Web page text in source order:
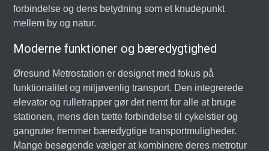
forbindelse og dens betydning som et knudepunkt
mellem by og natur.
Moderne funktioner og bæredygtighed
Øresund Metrostation er designet med fokus på
funktionalitet og miljøvenlig transport. Den integrerede
elevator og rulletrapper gør det nemt for alle at bruge
stationen, mens den tætte forbindelse til cykelstier og
gangruter fremmer bæredygtige transportmuligheder.
Mange besøgende vælger at kombinere deres metrotur